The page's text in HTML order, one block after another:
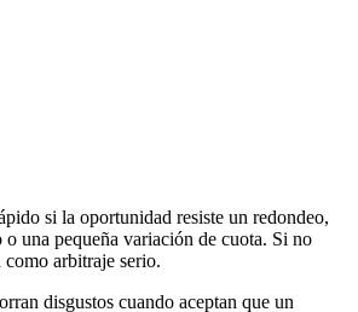
si la oportunidad resiste un redondeo,
una pequeña variación de cuota. Si no
arbitraje serio.
disgustos cuando aceptan que un